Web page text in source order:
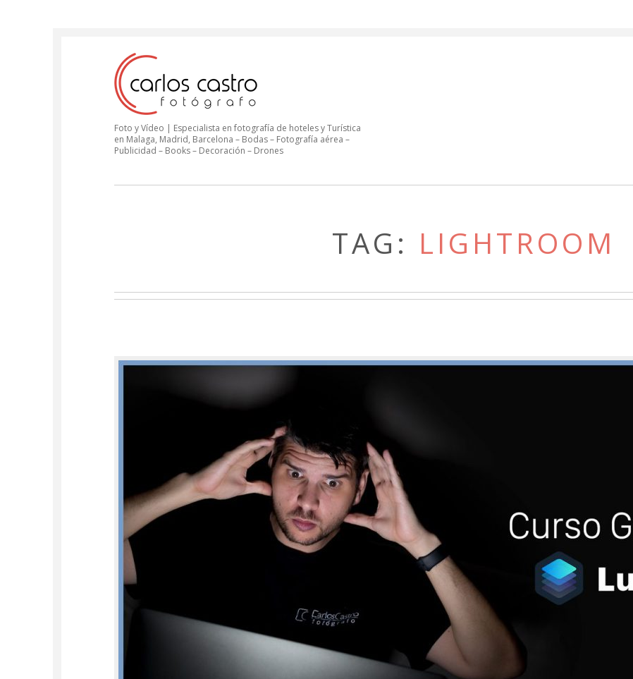
Foto y Vídeo | Especialista en fotografía de hoteles y Turística
en Malaga, Madrid, Barcelona – Bodas – Fotografía aérea –
Publicidad – Books – Decoración – Drones
TAG: LIGHTROOM